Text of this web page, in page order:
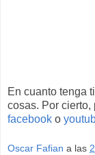
En cuanto tenga
cosas. Por cierto,
facebook o
Oscar Fafian a las